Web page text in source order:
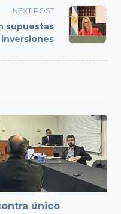
NEXT POST
supuestas
inversiones
único